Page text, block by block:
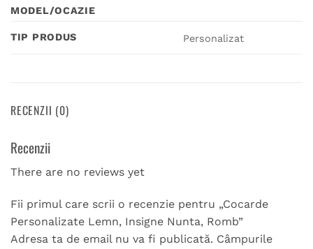
MODEL/OCAZIE
TIP PRODUS Personalizat
RECENZII (0)
Recenzii
There are no reviews yet
Fii primul care scrii o recenzie pentru „Cocarde
Personalizate Lemn, Insigne Nunta, Romb”
Adresa ta de email nu va fi publicată. Câmpurile